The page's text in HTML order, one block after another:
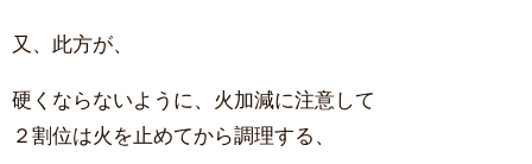
又、此方が、
硬くならないように、火加減に注意して
２割位は火を止めてから調理する、